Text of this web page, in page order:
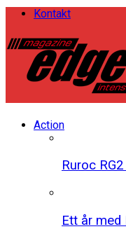
Kontakt
Action
Ruroc
Ett år med